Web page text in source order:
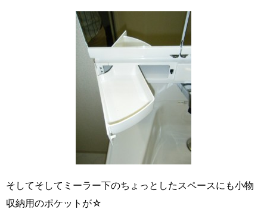
そしてそしてミーラー下のちょっとしたスペースにも小物
収納用のポケットが☆